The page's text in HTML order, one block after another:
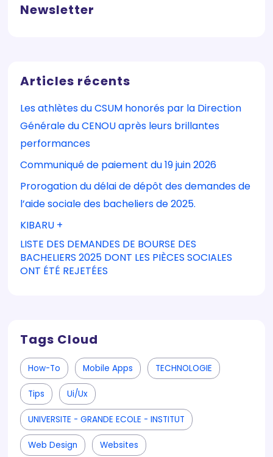
Newsletter
Articles récents
Les athlètes du CSUM honorés par la Direction
Générale du CENOU après leurs brillantes
performances
Communiqué de paiement du 19 juin 2026
Prorogation du délai de dépôt des demandes de
l’aide sociale des bacheliers de 2025.
KIBARU +
LISTE DES DEMANDES DE BOURSE DES
BACHELIERS 2025 DONT LES PIÈCES SOCIALES
ONT ÉTÉ REJETÉES
Tags Cloud
How-To Mobile Apps TECHNOLOGIE
Tips Ui/ux
UNIVERSITE - GRANDE ECOLE - INSTITUT
Web Design Websites